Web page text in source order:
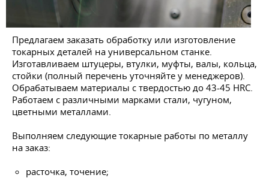
Предлагаем заказать обработку или изготовление
токарных деталей на универсальном станке.
Изготавливаем штуцеры, втулки, муфты, валы, кольца,
стойки (полный перечень уточняйте у менеджеров).
Обрабатываем материалы с твердостью до 43-45 HRC.
Работаем с различными марками стали, чугуном,
цветными металлами.
Выполняем следующие токарные работы по металлу
на заказ:
расточка, точение;